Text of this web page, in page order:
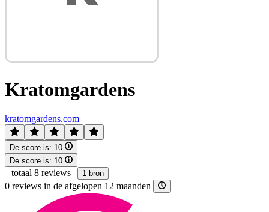
Kratomgardens
kratomgardens.com
De score is: 10
De score is: 10
| totaal 8 reviews | 1 bron
0 reviews in de afgelopen 12 maanden